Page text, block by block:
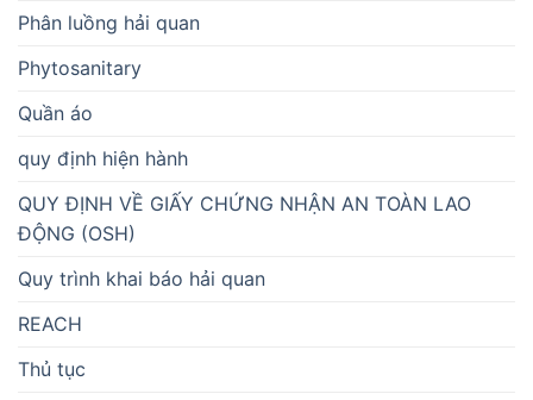
Phân luồng hải quan
Phytosanitary
Quần áo
quy định hiện hành
QUY ĐỊNH VỀ GIẤY CHỨNG NHẬN AN TOÀN LAO
ĐỘNG (OSH)
Quy trình khai báo hải quan
REACH
Thủ tục